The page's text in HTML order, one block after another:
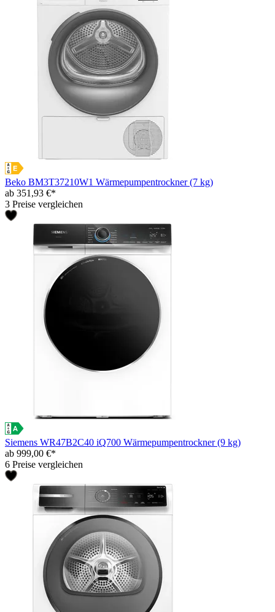
Beko BM3T37210W1 Wärmepumpentrockner (7 kg)
ab 351,93 €*
3 Preise vergleichen
Siemens WR47B2C40 iQ700 Wärmepumpentrockner (9 kg)
ab 999,00 €*
6 Preise vergleichen